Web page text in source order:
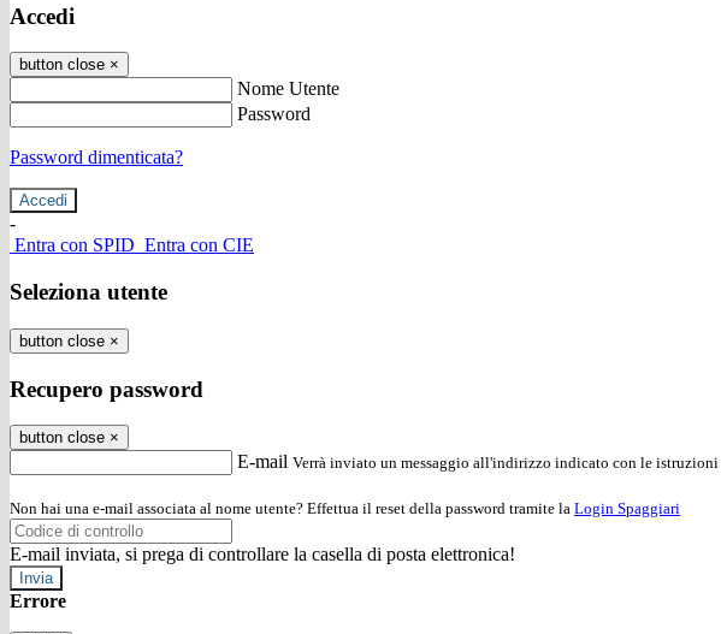
Accedi
button close ×
Nome Utente
Password
Password dimenticata?
-
Entra con SPID Entra con CIE
Seleziona utente
button close ×
Recupero password
button close ×
E-mail Verrà inviato un messaggio all'indirizzo indicato con le istruzioni
Non hai una e-mail associata al nome utente? Effettua il reset della password tramite la Login Spaggiari
E-mail inviata, si prega di controllare la casella di posta elettronica!
Errore